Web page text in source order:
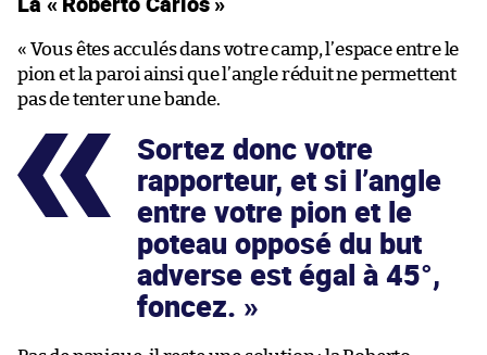
« Vous êtes acculés dans votre camp, l’espace entre le
pion et la paroi ainsi que l’angle réduit ne permettent
pas de tenter une bande.
Sortez donc votre
rapporteur, et si l’angle
entre votre pion et le
poteau opposé du but
adverse est égal à 45°,
foncez.